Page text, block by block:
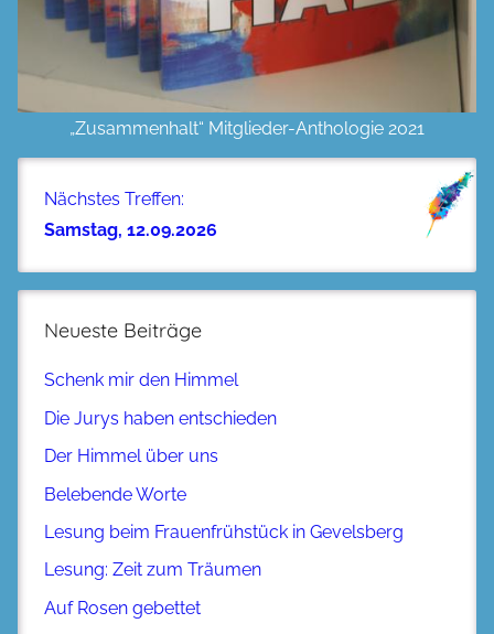
„Zusammenhalt“ Mitglieder-Anthologie 2021
Nächstes Treffen:
Samstag, 12.09.2026
Neueste Beiträge
Schenk mir den Himmel
Die Jurys haben entschieden
Der Himmel über uns
Belebende Worte
Lesung beim Frauenfrühstück in Gevelsberg
Lesung: Zeit zum Träumen
Auf Rosen gebettet